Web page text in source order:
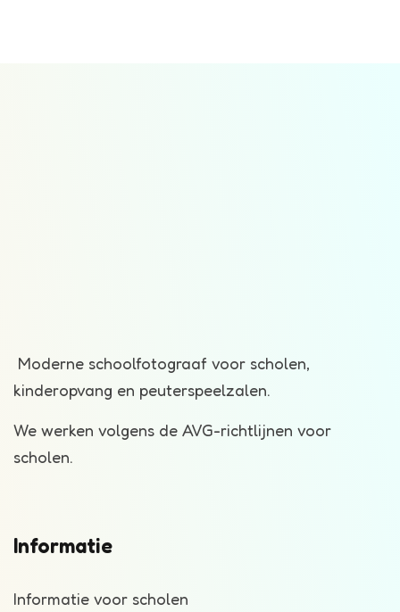
Moderne schoolfotograaf voor scholen,
kinderopvang en peuterspeelzalen.
We werken volgens de AVG-richtlijnen voor
scholen.
Informatie
Informatie voor scholen